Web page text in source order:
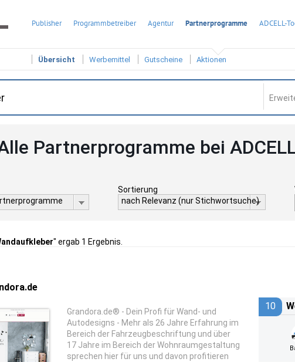
Publisher Programmbetreiber Agentur Partnerprogramme ADCELL-
Übersicht Werbemittel Gutscheine Aktionen
Partnerprogramme bei
Sortierung
nach Relevanz (nur Stichwortsuche)
" ergab 1 Ergebnis.
Grandora.de® - Dein Profi für Wand- und
Autodesigns - Mehr als 26 Jahre Erfahrung im
Bereich der Fahrzeugbeschriftung und über
17 Jahre im Bereich der Wohnraumgestaltung
sprechen hier für uns und davon profitieren
10